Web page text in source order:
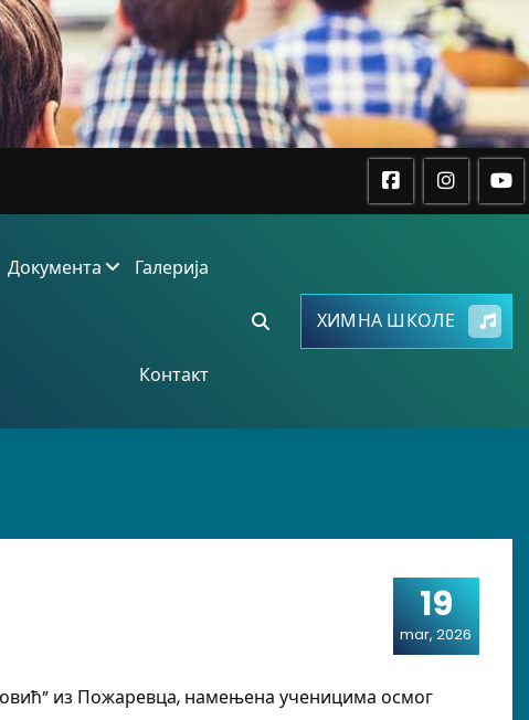
Документа Галерија
Контакт
ХИМНА ШКОЛЕ
19
mar, 2026
из Пожаревца, намењена ученицима осмог